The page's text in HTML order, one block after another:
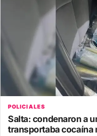
POLICIALES
Salta: condenaron a
transportaba cocaína